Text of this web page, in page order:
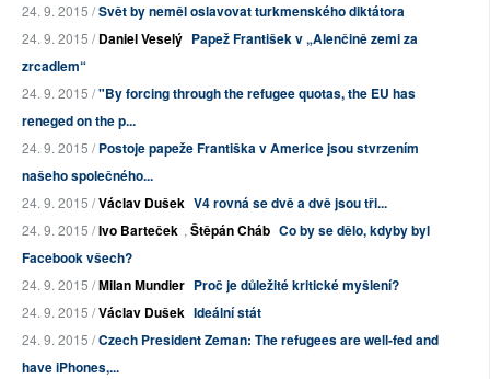
24. 9. 2015 /Svět by neměl oslavovat turkmenského diktátora
24. 9. 2015 /Daniel Veselý Papež František v „Alenčině zemi za
zrcadlem“
24. 9. 2015 /"By forcing through the refugee quotas, the EU has
reneged on the p...
24. 9. 2015 /Postoje papeže Františka v Americe jsou stvrzením
našeho společného...
24. 9. 2015 /Václav Dušek V4 rovná se dvě a dvě jsou tři...
24. 9. 2015 /Ivo Barteček , Štěpán Cháb Co by se dělo, kdyby byl
Facebook všech?
24. 9. 2015 /Milan Mundier Proč je důležité kritické myšlení?
24. 9. 2015 /Václav Dušek Ideální stát
24. 9. 2015 /Czech President Zeman: The refugees are well-fed and
have iPhones,...